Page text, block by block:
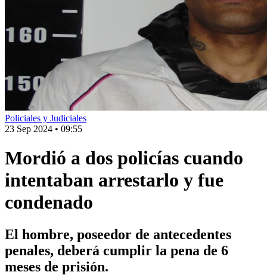
Policiales y Judiciales
23 Sep 2024 • 09:55
Mordió a dos policías cuando
intentaban arrestarlo y fue
condenado
El hombre, poseedor de antecedentes
penales, deberá cumplir la pena de 6
meses de prisión.